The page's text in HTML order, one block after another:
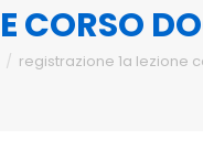
CORSO
here:
registrazione 1a lezione